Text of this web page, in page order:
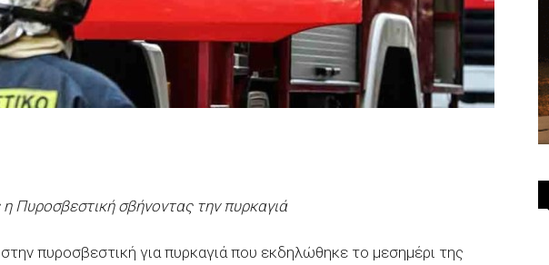
Πυροσβεστική σβήνοντας την πυρκαγιά
πυροσβεστική για πυρκαγιά που εκδηλώθηκε το μεσημέρι της